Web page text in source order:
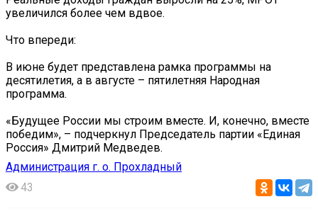
увеличился более чем вдвое.
Что впереди:
В июне будет представлена рамка программы на
десятилетия, а в августе – пятилетняя Народная
программа.
«Будущее России мы строим вместе. И, конечно, вместе
победим», – подчеркнул Председатель партии «Единая
Россия» Дмитрий Медведев.
Администрация г. о. Прохладный
43